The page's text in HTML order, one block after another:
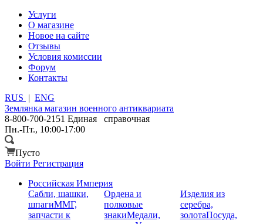
Услуги
О магазине
Новое на сайте
Отзывы
Условия комиссии
Форум
Контакты
RUS | ENG
Землянка магазин военного антиквариата
8-800-700-2151 Единая справочная
Пн.-Пт., 10:00-17:00
Пусто
Войти Регистрация
Российская Империя
Сабли, шашки,
шпагиММГ,
запчасти к
Ордена и
полковые
знакиМедали,
Изделия из
серебра,
золотаПосуда,